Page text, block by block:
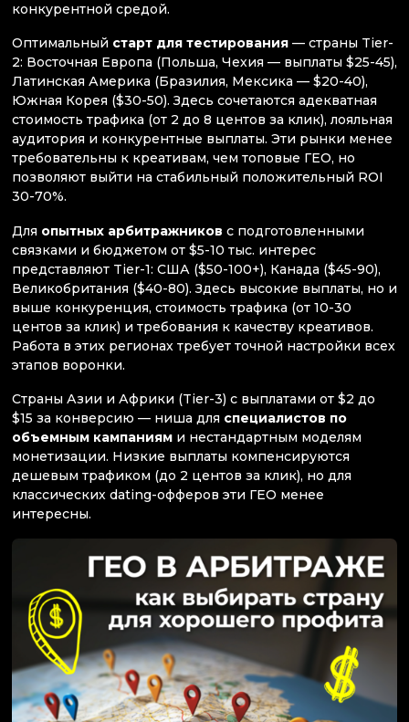
конкурентной средой.
Оптимальный старт для тестирования — страны Tier-
2: Восточная Европа (Польша, Чехия — выплаты $25-45),
Латинская Америка (Бразилия, Мексика — $20-40),
Южная Корея ($30-50). Здесь сочетаются адекватная
стоимость трафика (от 2 до 8 центов за клик), лояльная
аудитория и конкурентные выплаты. Эти рынки менее
требовательны к креативам, чем топовые ГЕО, но
позволяют выйти на стабильный положительный ROI
30-70%.
Для опытных арбитражников с подготовленными
связками и бюджетом от $5-10 тыс. интерес
представляют Tier-1: США ($50-100+), Канада ($45-90),
Великобритания ($40-80). Здесь высокие выплаты, но и
выше конкуренция, стоимость трафика (от 10-30
центов за клик) и требования к качеству креативов.
Работа в этих регионах требует точной настройки всех
этапов воронки.
Страны Азии и Африки (Tier-3) с выплатами от $2 до
$15 за конверсию — ниша для специалистов по
объемным кампаниям и нестандартным моделям
монетизации. Низкие выплаты компенсируются
дешевым трафиком (до 2 центов за клик), но для
классических dating-офферов эти ГЕО менее
интересны.